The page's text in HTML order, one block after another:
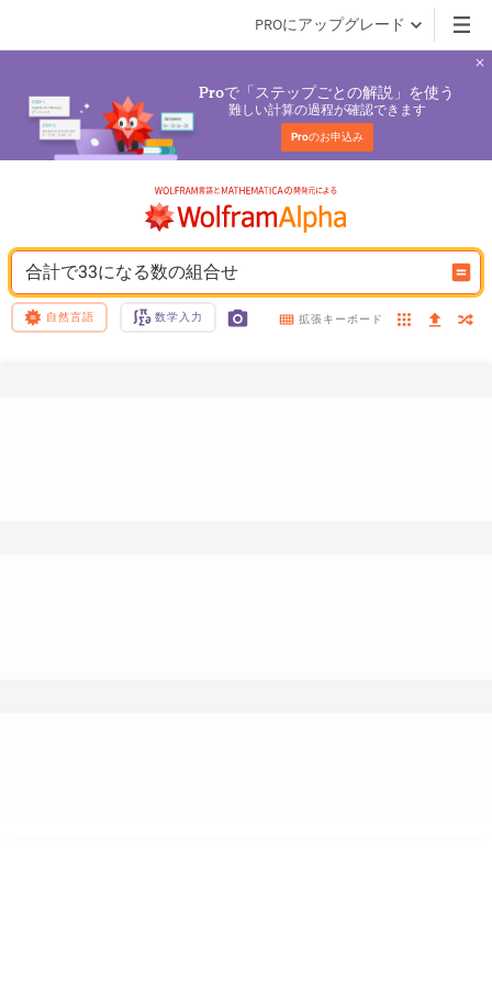
PROにアップグレード
Proで「ステップごとの解説」を使う
難しい計算の過程が確認できます
Proのお申込み
合計で33になる数の組合せ
自然言語 数学入力 拡張キーボード